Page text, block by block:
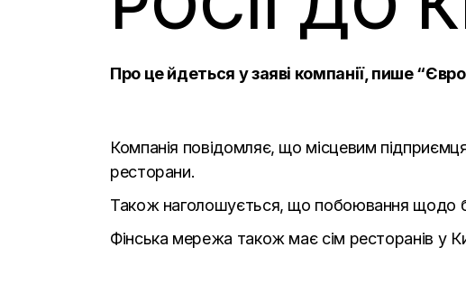
Про це йдеться у заяві компанії, пише
Компанія повідомляє, що місцевим
ресторани.
Також наголошується, що побоювання щодо
Фінська мережа також має сім ресторанів у